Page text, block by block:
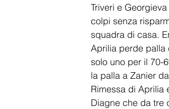
Triveri e
colpi senza
squadra di casa.
Aprilia perde palla
solo uno per il 70-
la palla a Zanier
Rimessa di Aprilia
Diagne che da tre